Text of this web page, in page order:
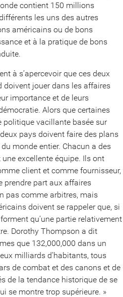
contient 150 millions
les uns des autres
américains ou de bons
et à la pratique de bons
à s’apercevoir que ces deux
doivent jouer dans les affaires
importance et de leurs
Alors que certaines
politique vacillante basée sur
pays doivent faire des plans
monde entier. Chacun a des
excellente équipe. Ils ont
client et comme fournisseur,
prendre part aux affaires
pas comme arbitres, mais
doivent se rappeler que, si
qu’une partie relativement
Dorothy Thompson a dit
que 132,000,000 dans un
milliards d’habitants, tous
de combat et des canons et de
de la tendance historique de se
se montre trop supérieure. »